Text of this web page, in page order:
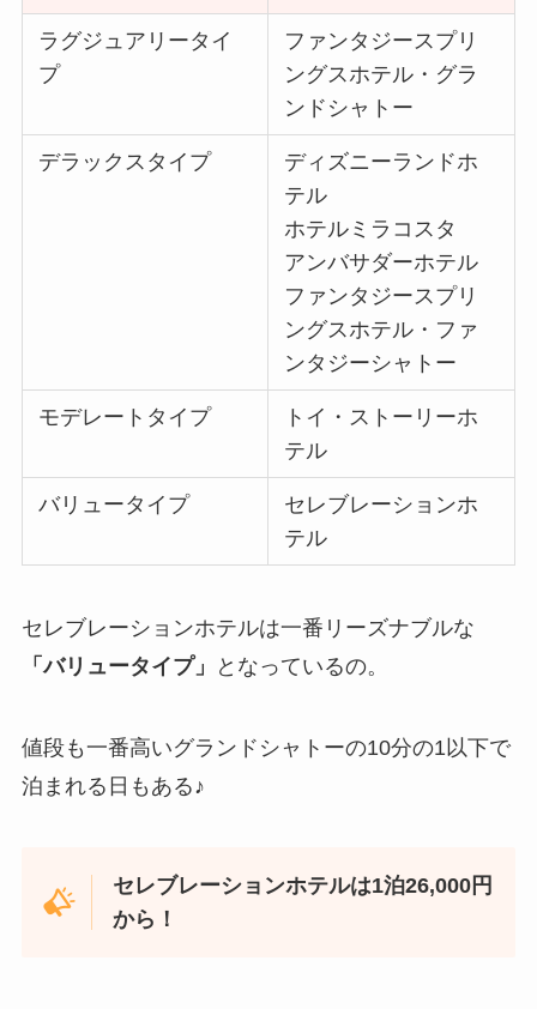
ラグジュアリータイ
プ
ファンタジースプリ
ングスホテル・グラ
ンドシャトー
デラックスタイプ
ディズニーランドホ
テル
ホテルミラコスタ
アンバサダーホテル
ファンタジースプリ
ングスホテル・ファ
ンタジーシャトー
モデレートタイプ
トイ・ストーリーホ
テル
バリュータイプ
セレブレーションホ
テル
セレブレーションホテルは一番リーズナブルな
「バリュータイプ」
となっているの。
値段も一番高いグランドシャトーの10分の1以下で
泊まれる日もある♪
セレブレーションホテルは1泊26,000円
から！